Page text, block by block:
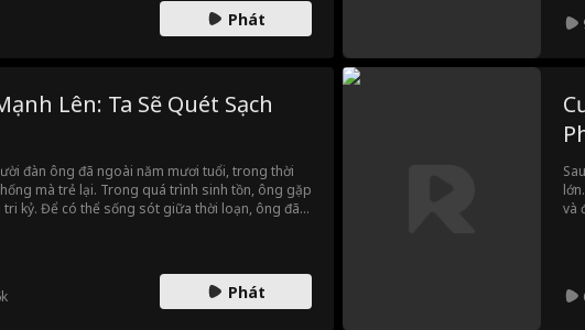
Phát
Lên: Ta Sẽ Quét Sạch
đàn ông đã ngoài năm mươi tuổi, trong thời
mà trẻ lại. Trong quá trình sinh tồn, ông gặp
tri kỷ. Để có thể sống sót giữa thời loạn, ông đã
Phát
và
rất